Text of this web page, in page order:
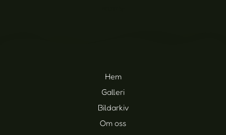
Hem
Galleri
Bildarkiv
Om oss